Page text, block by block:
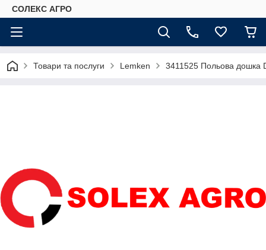
СОЛЕКС АГРО
Товари та послуги Lemken 3411525 Польова дошка